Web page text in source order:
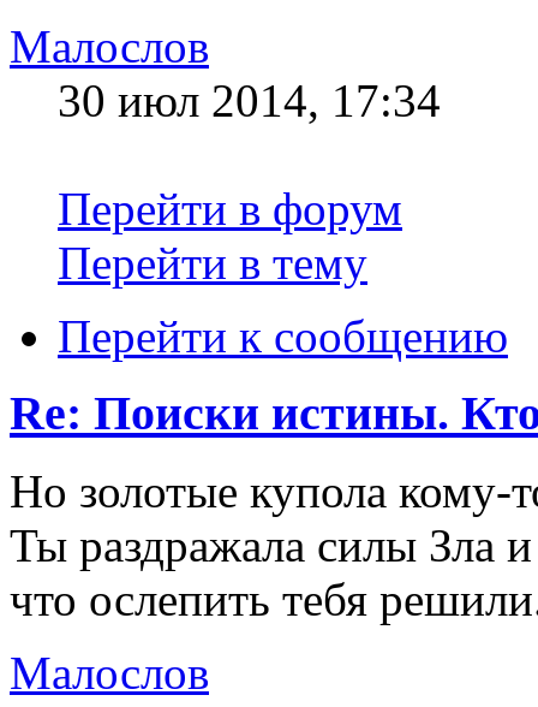
Малослов
30 июл 2014, 17:34
Перейти в форум
Перейти в тему
Перейти к сообщению
Re: Поиски истины.
Но золотые купола кому-
Ты раздражала силы Зла
что ослепить тебя
Малослов